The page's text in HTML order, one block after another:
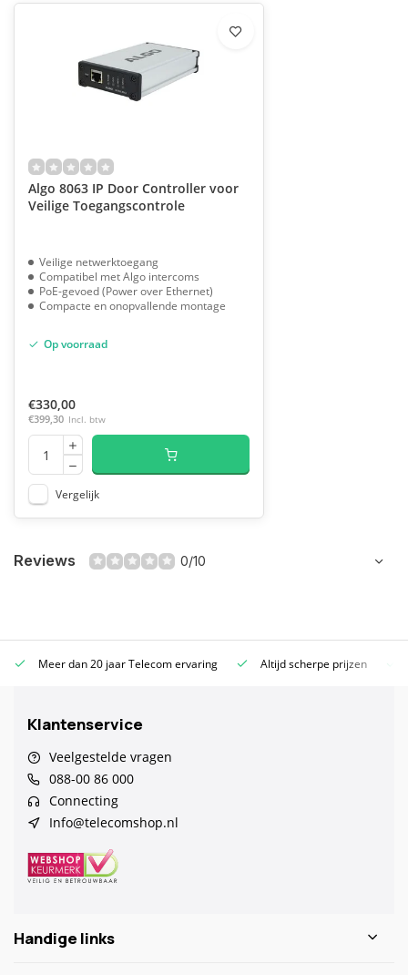
Algo 8063 IP Door Controller voor
Veilige Toegangscontrole
Veilige netwerktoegang
Compatibel met Algo intercoms
PoE-gevoed (Power over Ethernet)
Compacte en onopvallende montage
Op voorraad
€330,00
€399,30 Incl. btw
Vergelijk
Reviews 0/10
Meer dan 20 jaar Telecom ervaring Altijd scherpe prijzen
Klantenservice
Veelgestelde vragen
088-00 86 000
Connecting
Info@telecomshop.nl
Handige links